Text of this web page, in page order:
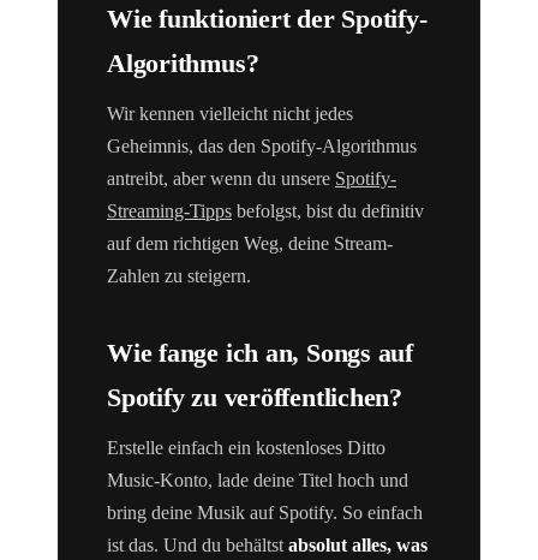
Wie funktioniert der Spotify-
Algorithmus?
Wir kennen vielleicht nicht jedes
Geheimnis, das den Spotify-Algorithmus
antreibt, aber wenn du unsere Spotify-
Streaming-Tipps befolgst, bist du definitiv
auf dem richtigen Weg, deine Stream-
Zahlen zu steigern.
Wie fange ich an, Songs auf
Spotify zu veröffentlichen?
Erstelle einfach ein kostenloses Ditto
Music-Konto, lade deine Titel hoch und
bring deine Musik auf Spotify. So einfach
ist das. Und du behältst absolut alles, was